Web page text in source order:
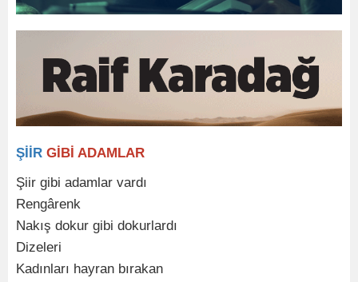
ŞİİR GİBİ ADAMLAR
Şiir gibi adamlar vardı
Rengârenk
Nakış dokur gibi dokurlardı
Dizeleri
Kadınları hayran bırakan